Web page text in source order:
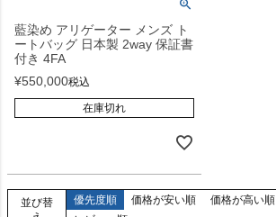
藍染め アリゲーター メンズ ト
ートバッグ 日本製 2way 保証書
付き 4FA
¥550,000税込
在庫切れ
並び替
優先度順 価格が安い順 価格が高い順